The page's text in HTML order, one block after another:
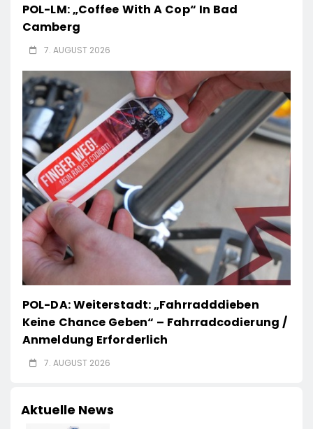
POL-LM: „Coffee With A Cop“ In Bad
Camberg
7. AUGUST 2026
POL-DA: Weiterstadt: „Fahrradddieben
Keine Chance Geben“ – Fahrradcodierung /
Anmeldung Erforderlich
7. AUGUST 2026
Aktuelle News